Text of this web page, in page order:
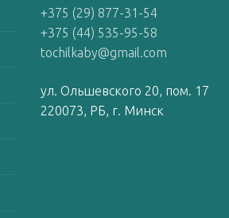
+375 (29) 877-31-54
+375 (44) 535-95-58
tochilkaby@gmail.com
ул. Ольшевского 20, пом. 17
220073, РБ, г. Минск